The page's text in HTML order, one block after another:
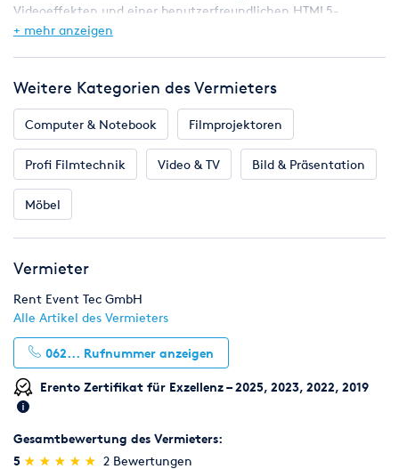
Videoeffekten und einer benutzerfreundlichen HTML5-
basierten Benutzeroberfläche ist der Zenith 200 ideal für
Inputs:
- 4 x DisplayPort 1.2
- 2 x 12G/HD/SD-SDI
Outputs:
- 4 x HDMI 4K (12G-SDI Output gespiegelt)
+ mehr anzeigen
Weitere Kategorien des Vermieters
Computer & Notebook Filmprojektoren
Profi Filmtechnik Video & TV Bild & Präsentation
Möbel
Vermieter
Rent Event Tec GmbH
Alle Artikel des Vermieters
062... Rufnummer anzeigen
Erento Zertifikat für Exzellenz – 2025, 2023, 2022, 2019
Gesamtbewertung des Vermieters:
5 (*)
★
★
(*) ★
★
(*) ★
★
(*) ★
★
(*) ★
★ 2 Bewertungen